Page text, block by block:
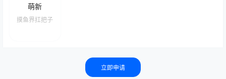
萌新
摸鱼界扛把子
立即申请